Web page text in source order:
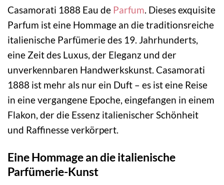
Casamorati 1888 Eau de Parfum. Dieses exquisite
Parfum ist eine Hommage an die traditionsreiche
italienische Parfümerie des 19. Jahrhunderts,
eine Zeit des Luxus, der Eleganz und der
unverkennbaren Handwerkskunst. Casamorati
1888 ist mehr als nur ein Duft – es ist eine Reise
in eine vergangene Epoche, eingefangen in einem
Flakon, der die Essenz italienischer Schönheit
und Raffinesse verkörpert.
Eine Hommage an die italienische
Parfümerie-Kunst